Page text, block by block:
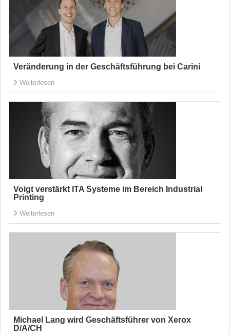
Veränderung in der Geschäftsführung bei Carini
Weiterlesen
Voigt verstärkt ITA Systeme im Bereich Industrial
Printing
Weiterlesen
Michael Lang wird Geschäftsführer von Xerox
D/A/CH